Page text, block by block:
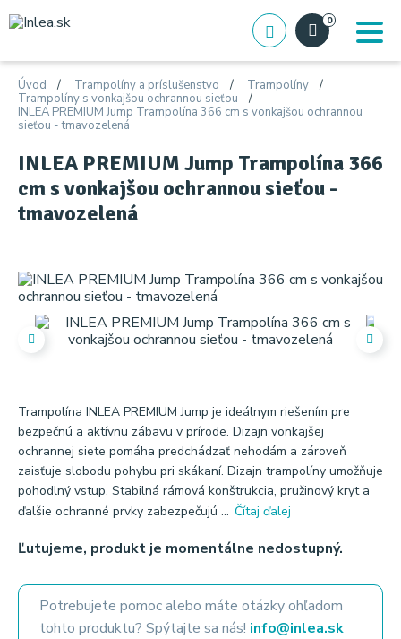
0
Úvod Trampolíny a príslušenstvo
Trampolíny
Trampolíny s vonkajšou ochrannou sieťou
INLEA PREMIUM Jump Trampolína 366 cm s vonkajšou ochrannou
sieťou - tmavozelená
INLEA PREMIUM Jump Trampolína 366
cm s vonkajšou ochrannou sieťou -
tmavozelená
Trampolína INLEA PREMIUM Jump je ideálnym riešením pre
bezpečnú a aktívnu zábavu v prírode. Dizajn vonkajšej
ochrannej siete pomáha predchádzať nehodám a zároveň
zaisťuje slobodu pohybu pri skákaní. Dizajn trampolíny umožňuje
pohodlný vstup. Stabilná rámová konštrukcia, pružinový kryt a
ďalšie ochranné prvky zabezpečujú ... Čítaj ďalej
Ľutujeme, produkt je momentálne nedostupný.
Potrebujete pomoc alebo máte otázky ohľadom
tohto produktu? Spýtajte sa nás! info@inlea.sk